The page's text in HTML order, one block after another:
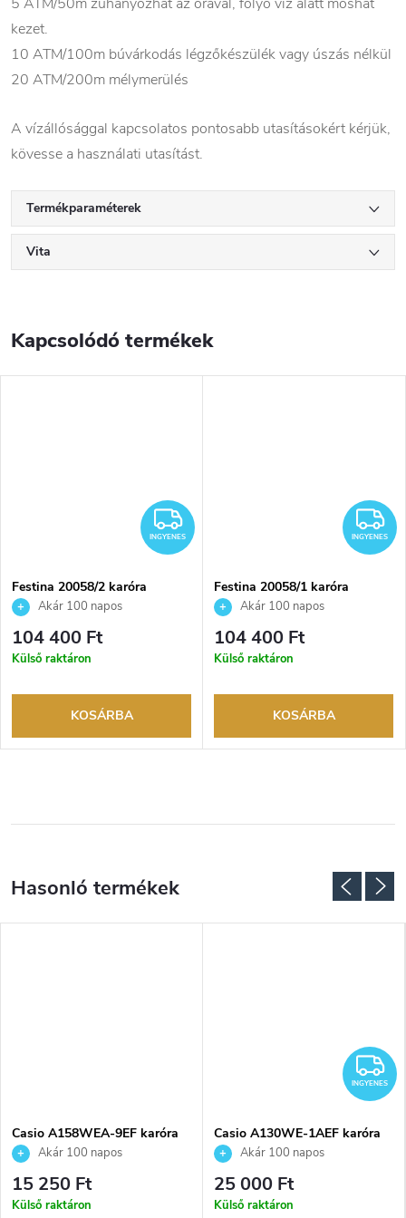
kezet.
10 ATM/100m búvárkodás légzőkészülék vagy úszás nélkül
20 ATM/200m mélymerülés
A vízállósággal kapcsolatos pontosabb utasításokért kérjük,
kövesse a használati utasítást.
Termékparaméterek
Vita
Kapcsolódó termékek
INGYENES
INGYENES
Festina 20058/2 karóra
Akár 100 napos
visszaküldési lehetőség. Hivatalos
márkakereskedő.
104 400 Ft
Külső raktáron
KOSÁRBA
INGYENES
Festina 20058/1 karóra
Akár 100 napos
visszaküldési lehetőség. Hivatalos
márkakereskedő.
104 400 Ft
Külső raktáron
KOSÁRBA
Casio A158WEA-9EF karóra
Akár 100 napos
visszaküldési lehetőség. Hivatalos
márkakereskedő.
15 250 Ft
Külső raktáron
INGYENES
Casio A130WE-1AEF karóra
Akár 100 napos
visszaküldési lehetőség. Hivatalos
márkakereskedő.
25 000 Ft
Külső raktáron